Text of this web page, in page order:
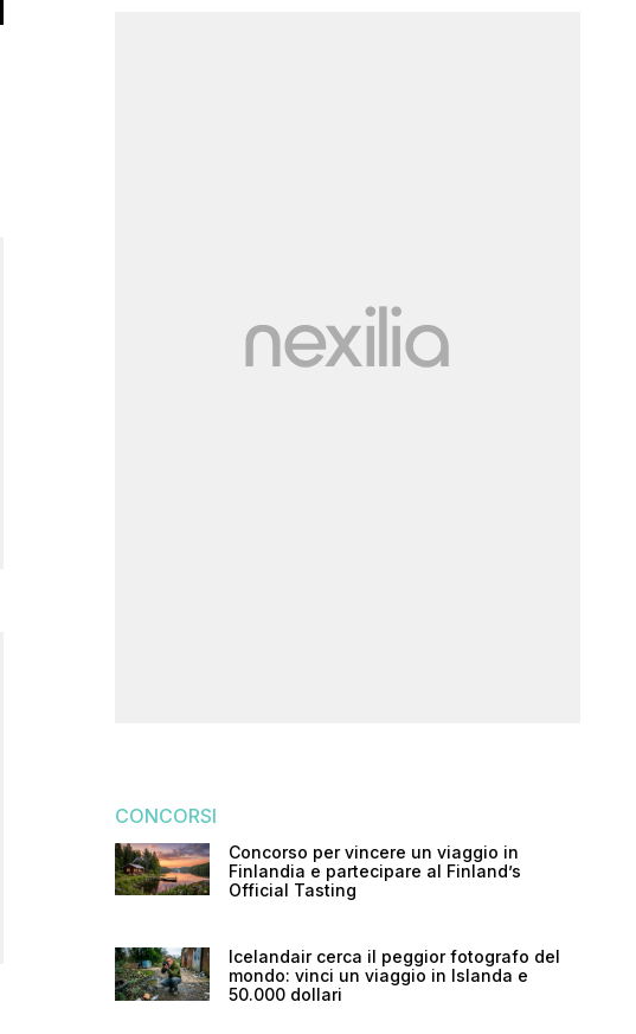
CONCORSI
Concorso per vincere un viaggio in
Finlandia e partecipare al Finland’s
Official Tasting
Icelandair cerca il peggior fotografo del
mondo: vinci un viaggio in Islanda e
50.000 dollari